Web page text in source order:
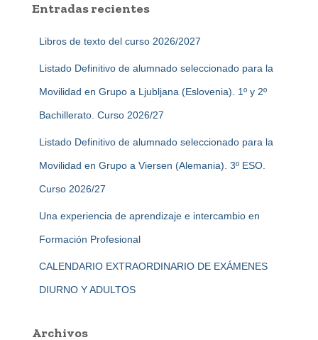
rEntradas recientes
Libros de texto del curso 2026/2027
Listado Definitivo de alumnado seleccionado para la
Movilidad en Grupo a Ljubljana (Eslovenia). 1º y 2º
Bachillerato. Curso 2026/27
Listado Definitivo de alumnado seleccionado para la
Movilidad en Grupo a Viersen (Alemania). 3º ESO.
Curso 2026/27
Una experiencia de aprendizaje e intercambio en
Formación Profesional
CALENDARIO EXTRAORDINARIO DE EXÁMENES
DIURNO Y ADULTOS
Archivos